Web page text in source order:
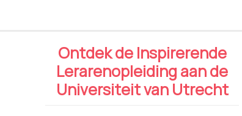
Ontdek de Inspirerende
Lerarenopleiding aan de
Universiteit van Utrecht